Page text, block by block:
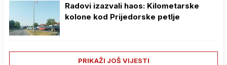
Radovi izazvali haos: Kilometarske
kolone kod Prijedorske petlje
PRIKAŽI JOŠ VIJESTI